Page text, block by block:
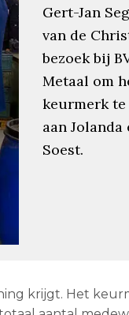
Gert-Jan
van de
bezoek bij
Metaal om
keurmerk
aan Jolanda
Soest.
krijgt. Het